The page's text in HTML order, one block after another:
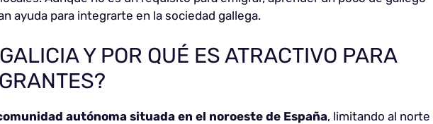
ayuda para integrarte en la sociedad gallega.
Y POR QUÉ ES ATRACTIVO PARA
autónoma situada en el noroeste de España, limitando al norte